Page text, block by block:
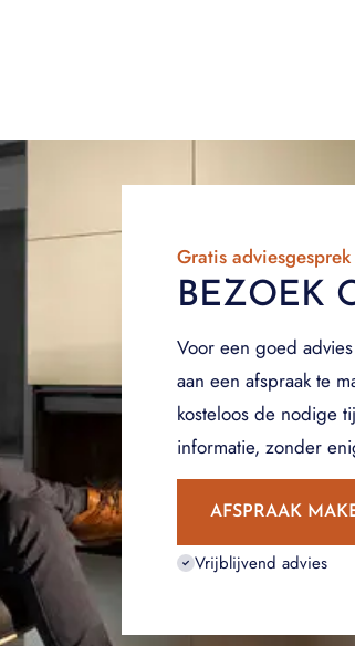
Gratis adviesgesprek
BEZOEK
Voor een goed
aan een afspraak te
kosteloos de nodige
informatie, zonder
AFSPRAAK
Vrijblijvend advies